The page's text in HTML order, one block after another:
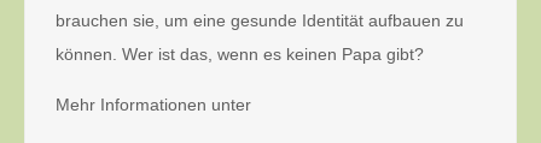
brauchen sie, um eine gesunde Identität aufbauen zu
können. Wer ist das, wenn es keinen Papa gibt?
Mehr Informationen unter